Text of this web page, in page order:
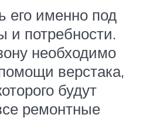
его именно под
и потребности.
необходимо
верстака,
будут
ремонтные